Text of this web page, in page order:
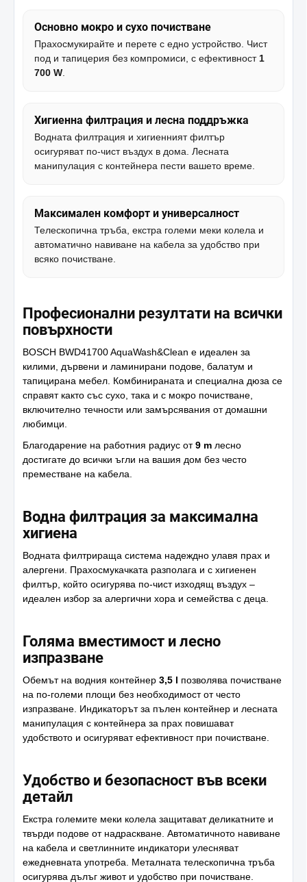
Основно мокро и сухо почистване
Прахосмукирайте и перете с едно устройство. Чист
под и тапицерия без компромиси, с ефективност1
700 W.
Хигиенна филтрация и лесна поддръжка
Водната филтрация и хигиенният филтър
осигуряват по-чист въздух в дома. Лесната
манипулация с контейнера пести вашето време.
Максимален комфорт и универсалност
Телескопична тръба, екстра големи меки колела и
автоматично навиване на кабела за удобство при
всяко почистване.
Професионални резултати на всички
повърхности
BOSCH BWD41700 AquaWash&Clean е идеален за
килими, дървени и ламинирани подове, балатум и
тапицирана мебел. Комбинираната и специална дюза се
справят както със сухо, така и с мокро почистване,
включително течности или замърсявания от домашни
любимци.
Благодарение на работния радиус от9 m лесно
достигате до всички ъгли на вашия дом без често
преместване на кабела.
Водна филтрация за максимална
хигиена
Водната филтрираща система надеждно улавя прах и
алергени. Прахосмукачката разполага и с хигиенен
филтър, който осигурява по-чист изходящ въздух –
идеален избор за алергични хора и семейства с деца.
Голяма вместимост и лесно
изпразване
Обемът на водния контейнер 3,5 l позволява почистване
на по-големи площи без необходимост от често
изпразване. Индикаторът за пълен контейнер и лесната
манипулация с контейнера за прах повишават
удобството и осигуряват ефективност при почистване.
Удобство и безопасност във всеки
детайл
Екстра големите меки колела защитават деликатните и
твърди подове от надраскване. Автоматичното навиване
на кабела и светлинните индикатори улесняват
ежедневната употреба. Металната телескопична тръба
осигурява дълъг живот и удобство при почистване.